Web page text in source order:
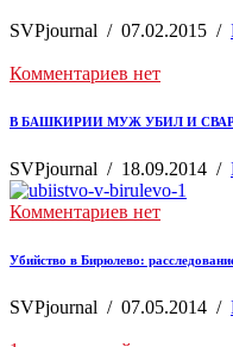
SVPjournal / 07.02.2015 /
Комментариев нет
В БАШКИРИИ МУЖ УБИЛ И
SVPjournal / 18.09.2014 /
Комментариев нет
Убийство в Бирюлево:
SVPjournal / 07.05.2014 /